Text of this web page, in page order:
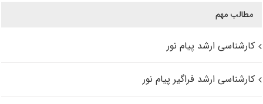
مطالب مهم
کارشناسی ارشد پیام نور
کارشناسی ارشد فراگیر پیام نور